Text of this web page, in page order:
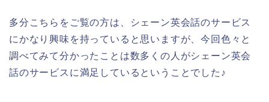
多分こちらをご覧の方は、シェーン英会話のサービス
にかなり興味を持っていると思いますが、今回色々と
調べてみて分かったことは数多くの人がシェーン英会
話のサービスに満足しているということでした♪